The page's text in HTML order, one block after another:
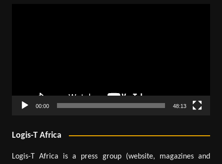
00:00 48:13
Logis-T Africa
Logis-T Africa is a press group (website, magazines and